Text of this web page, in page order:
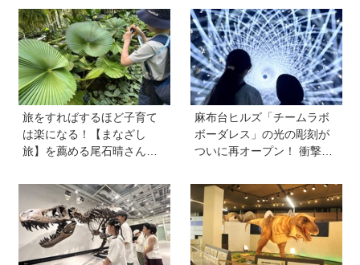
USEUMで開催中
旅をすればするほど子育て
は楽になる！【まなざし
旅】を薦める尾石晴さんの
員にならない」「子どもに
役割を与える」がカギ
麻布台ヒルズ「チームラボ
ボーダレス」の光の彫刻が
ついに再オープン！ 衝撃の
「宇宙の非対称性につい
て」も同時開催中